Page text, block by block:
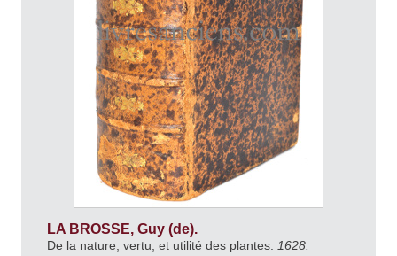
LA BROSSE, Guy (de).
De la nature, vertu, et utilité des plantes. 1628.